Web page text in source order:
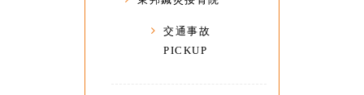
交通事故
PICKUP